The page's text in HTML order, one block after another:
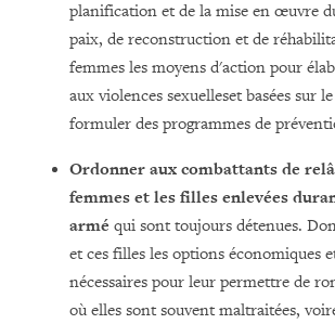
planification et de la mise en œuvre
paix, de reconstruction et de
femmes les moyens d'action pour
aux violences sexuelleset basées sur
formuler des programmes de
Ordonner aux combattants de
femmes et les filles enlevées
armé qui sont toujours détenues.
et ces filles les options économiques
nécessaires pour leur permettre de
où elles sont souvent maltraitées,